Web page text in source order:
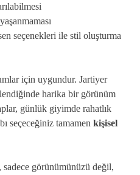
seçenekleri ile stil oluşturma
için uygundur. Jartiyer
harika bir görünüm
günlük giyimde rahatlık
seçeceğiniz tamamen kişisel
görünümünüzü değil,